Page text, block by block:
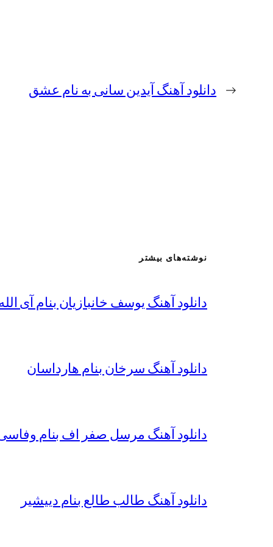
← دانلود آهنگ آیدین سانی به نام عشق
نوشته‌های بیشتر
دانلود آهنگ یوسف خانبازیان بنام آی
دانلود آهنگ سرخان بنام هارداسان
دانلود آهنگ مرسل صفر اف بنام
دانلود آهنگ طالب طالع بنام دییشیر